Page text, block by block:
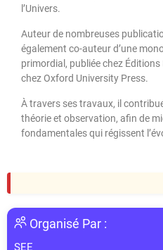
l’Univers.
Auteur de nombreuses
également co-auteur d’une
primordial, publiée chez
chez Oxford University Press.
À travers ses travaux, il
théorie et observation, afin de
fondamentales qui régissent
Organisé Par :
SEE